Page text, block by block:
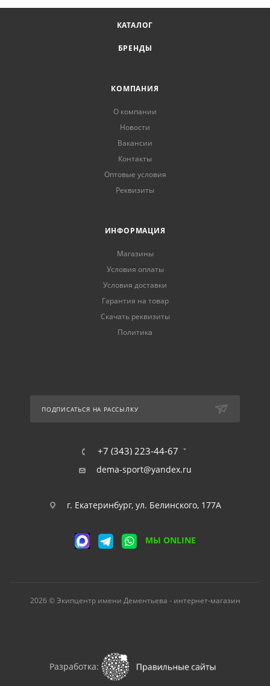
КАТАЛОГ
БРЕНДЫ
КОМПАНИЯ
О компании
Новости
Вакансии
Контакты
Оптовые условия
Реквизиты
ИНФОРМАЦИЯ
Магазины
Условия оплаты
Условия доставки
Гарантия на товар
Скачать реквизиты
Политика
ПОДПИСАТЬСЯ НА РАССЫЛКУ
+7 (343) 223-44-67
dema-sport@yandex.ru
г. Екатеринбург, ул. Белинского, 177А
МЫ ONLINE
2026 © Экипцентр имени Дементьева - интернет-магазин
Разработка: